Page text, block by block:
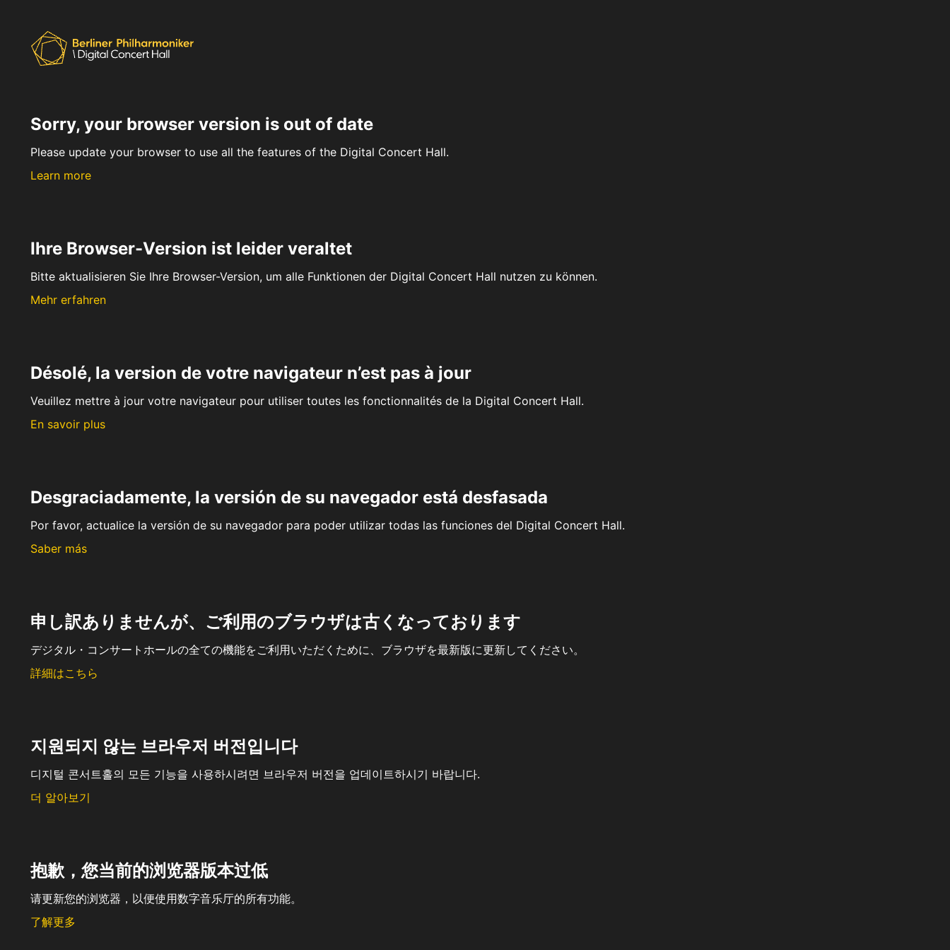
Sorry, your browser version is out of date
Please update your browser to use all the features of the Digital Concert Hall.
Learn more
Ihre Browser-Version ist leider veraltet
Bitte aktualisieren Sie Ihre Browser-Version, um alle Funktionen der Digital Concert Hall nutzen zu können.
Mehr erfahren
Désolé, la version de votre navigateur n’est pas à jour
Veuillez mettre à jour votre navigateur pour utiliser toutes les fonctionnalités de la Digital Concert Hall.
En savoir plus
Desgraciadamente, la versión de su navegador está desfasada
Por favor, actualice la versión de su navegador para poder utilizar todas las funciones del Digital Concert Hall.
Saber más
申し訳ありませんが、ご利用のブラウザは古くなっております
デジタル・コンサートホールの全ての機能をご利用いただくために、ブラウザを最新版に更新してください。
詳細はこちら
지원되지 않는 브라우저 버전입니다
디지털 콘서트홀의 모든 기능을 사용하시려면 브라우저 버전을 업데이트하시기 바랍니다.
더 알아보기
抱歉，您当前的浏览器版本过低
请更新您的浏览器，以便使用数字音乐厅的所有功能。
了解更多